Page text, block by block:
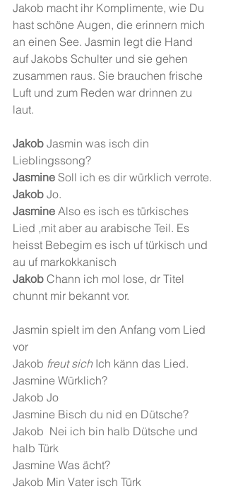
Jakob macht ihr Komplimente, wie Du
hast schöne Augen, die erinnern mich
an einen See. Jasmin legt die Hand
auf Jakobs Schulter und sie gehen
zusammen raus. Sie brauchen frische
Luft und zum Reden war drinnen zu
laut.
Jakob Jasmin was isch din
Lieblingssong?
Jasmine Soll ich es dir würklich verrote.
Jakob Jo.
Jasmine Also es isch es türkisches
Lied ,mit aber au arabische Teil. Es
heisst Bebegim es isch uf türkisch und
au uf markokkanisch
Jakob Chann ich mol lose, dr Titel
chunnt mir bekannt vor.
Jasmin spielt im den Anfang vom Lied
vor
Jakob freut sich Ich känn das Lied.
Jasmine Würklich?
Jakob Jo
Jasmine Bisch du nid en Dütsche?
Jakob  Nei ich bin halb Dütsche und
halb Türk
Jasmine Was ächt?
Jakob Min Vater isch Türk